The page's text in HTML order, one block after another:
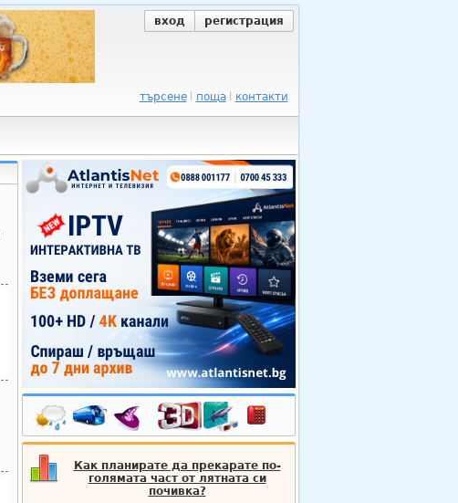
вход регистрация
търсене поща контакти
Как планирате да прекарате по-
голямата част от лятната си
почивка?